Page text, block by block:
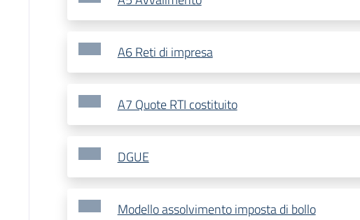
A6 Reti di impresa
A7 Quote RTI costituito
DGUE
Modello assolvimento imposta di bollo